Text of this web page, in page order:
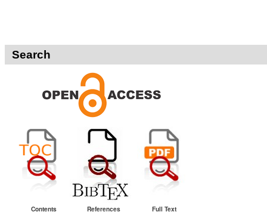
Search
Contents References Full Text